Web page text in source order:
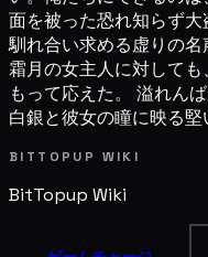
面を被った恐れ知らず
馴れ合い求める虚りの
霜月の女主人に対して
もって応えた。 溢れん
白銀と彼女の瞳に映る
BITTOPUP WIKI
BitTopup Wiki